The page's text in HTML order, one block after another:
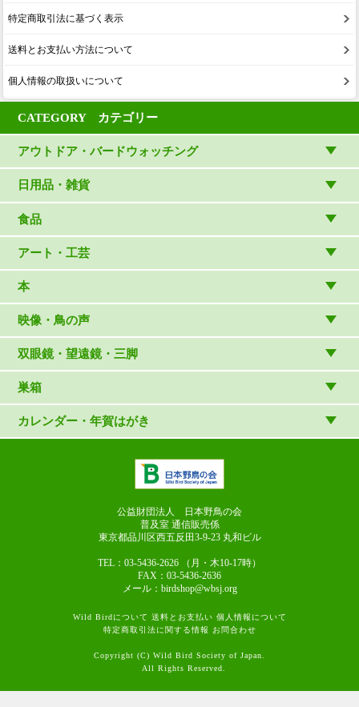
特定商取引法に基づく表示
送料とお支払い方法について
個人情報の取扱いについて
CATEGORY カテゴリー
アウトドア・バードウォッチング
アウトドアウェア
アウトドア雑貨
バードウォッチング用品
日用品・雑貨
リビング・キッチン・ファッション
ゲーム・ホビー・文具
食品
食品
アート・工芸
雑貨（村上康成）
マスコット・ブローチほか
本
図鑑
読み物
写真集・ガイドブック・絵本
論文集（ストリクス）
映像・鳥の声
CD
DVD・ブルーレイ・ビデオ
鳴き声タッチペンなど
双眼鏡・望遠鏡・三脚
スターターセット
双眼鏡
巣箱
巣箱など
カレンダー・年賀はがき
公益財団法人 日本野鳥の会
普及室 通信販売係
東京都品川区西五反田3-9-23 丸和ビル
TEL：03-5436-2626
（月・木10-17時）
FAX：03-5436-2636
メール：birdshop@wbsj.org
Wild Birdについて 送料とお支払い 個人情報について
特定商取引法に関する情報
お問合わせ
Copyright (C) Wild Bird Society of Japan.
All Rights Reserved.